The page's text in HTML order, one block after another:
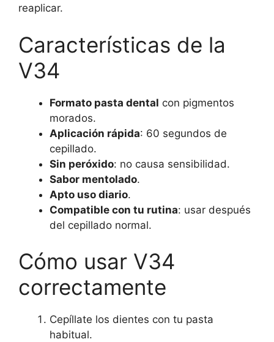
reaplicar.
Características de la
V34
Formato pasta dental con pigmentos
morados.
Aplicación rápida: 60 segundos de
cepillado.
Sin peróxido: no causa sensibilidad.
Sabor mentolado.
Apto uso diario.
Compatible con tu rutina: usar después
del cepillado normal.
Cómo usar V34
correctamente
Cepíllate los dientes con tu pasta
habitual.